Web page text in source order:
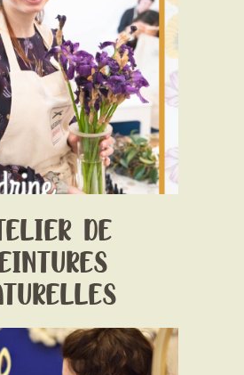
1 January 1970
et horaires selon les ateliers-
sur chaque lien de réservation
Prix selon l'atelier
DE